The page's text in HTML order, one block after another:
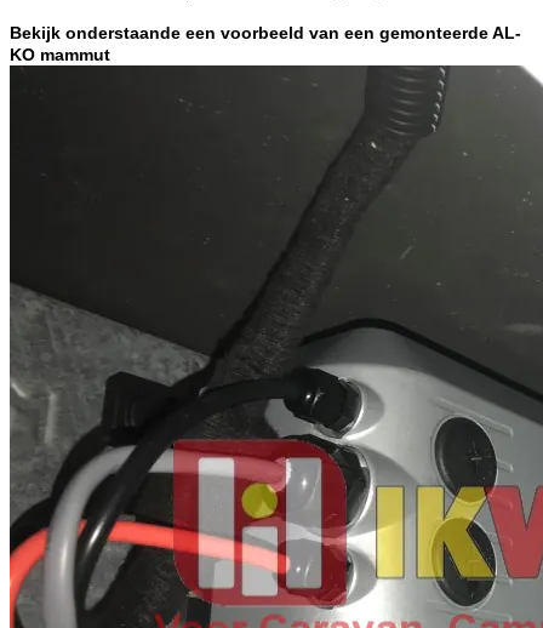
Bekijk onderstaande een voorbeeld van een gemonteerde AL-
KO mammut